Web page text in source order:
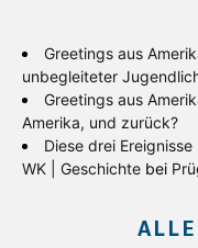
Greetings aus
unbegleiteter
Greetings aus
Amerika, und zurück?
Diese drei
WK | Geschichte bei